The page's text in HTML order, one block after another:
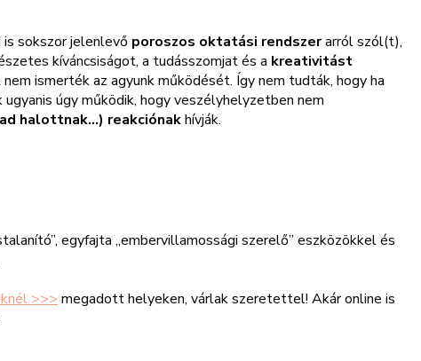
sokszor jelenlevő poroszos oktatási rendszerarról szól(t),
kíváncsiságot, a tudásszomjat és a kreativitást
ismerték az agyunk működését. Így nem tudták, hogy ha
úgy működik, hogy veszélyhelyzetben nem
halottnak…) reakciónakhívják.
egyfajta „embervillamossági szerelő” eszközökkel és
>>>megadott helyeken, várlak szeretettel! Akár online is